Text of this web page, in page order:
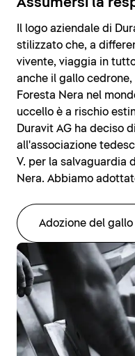
Assumersi la
Il logo aziendale di
stilizzato che, a
vivente, viaggia in
anche il gallo
Foresta Nera nel
uccello è a rischio
Duravit AG ha deciso
all'associazione
V. per la salvaguardia
Nera. Abbiamo
Adozione del